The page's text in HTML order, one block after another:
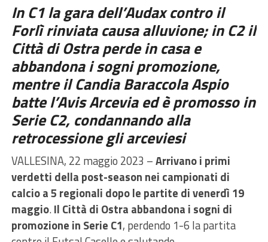
In C1 la gara dell’Audax contro il
Forlì rinviata causa alluvione; in C2 il
Città di Ostra perde in casa e
abbandona i sogni promozione,
mentre il Candia Baraccola Aspio
batte l’Avis Arcevia ed è promosso in
Serie C2, condannando alla
retrocessione gli arceviesi
VALLESINA, 22 maggio 2023 –Arrivano i primi
verdetti della post-season nei campionati di
calcio a 5 regionali dopo le partite di venerdì 19
maggio.Il Città di Ostra abbandona i sogni di
promozione in Serie C1, perdendo 1-6 la partita